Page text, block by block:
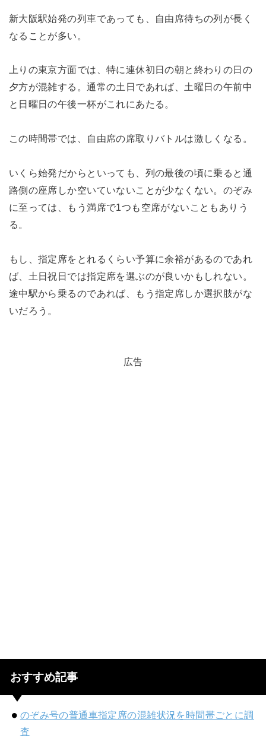
新大阪駅始発の列車であっても、自由席待ちの列が長く
なることが多い。
上りの東京方面では、特に連休初日の朝と終わりの日の
夕方が混雑する。通常の土日であれば、土曜日の午前中
と日曜日の午後一杯がこれにあたる。
この時間帯では、自由席の席取りバトルは激しくなる。
いくら始発だからといっても、列の最後の頃に乗ると通
路側の座席しか空いていないことが少なくない。のぞみ
に至っては、もう満席で1つも空席がないこともありう
る。
もし、指定席をとれるくらい予算に余裕があるのであれ
ば、土日祝日では指定席を選ぶのが良いかもしれない。
途中駅から乗るのであれば、もう指定席しか選択肢がな
いだろう。
広告
おすすめ記事
のぞみ号の普通車指定席の混雑状況を時間帯ごとに調
査